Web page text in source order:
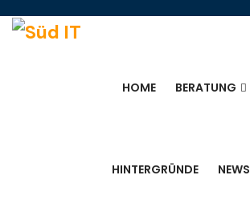
HOME BERATUNG
HINTERGRÜNDE NEWS